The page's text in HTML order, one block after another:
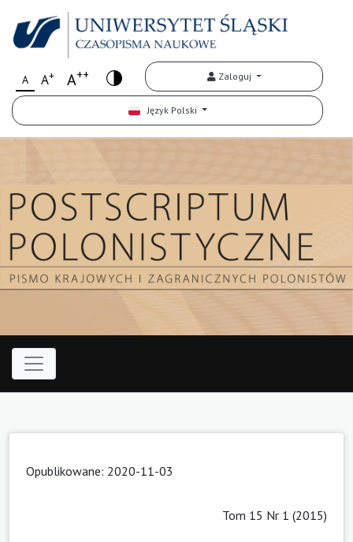
A A+ A++ Zaloguj
Język Polski
Opublikowane: 2020-11-03
Tom 15 Nr 1 (2015)